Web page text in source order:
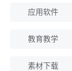
应用软件
教育教学
素材下载